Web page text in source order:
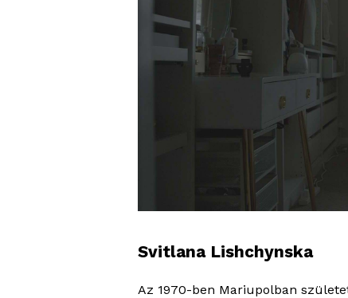
Svitlana Lishchynska
Az 1970-ben Mariupolban